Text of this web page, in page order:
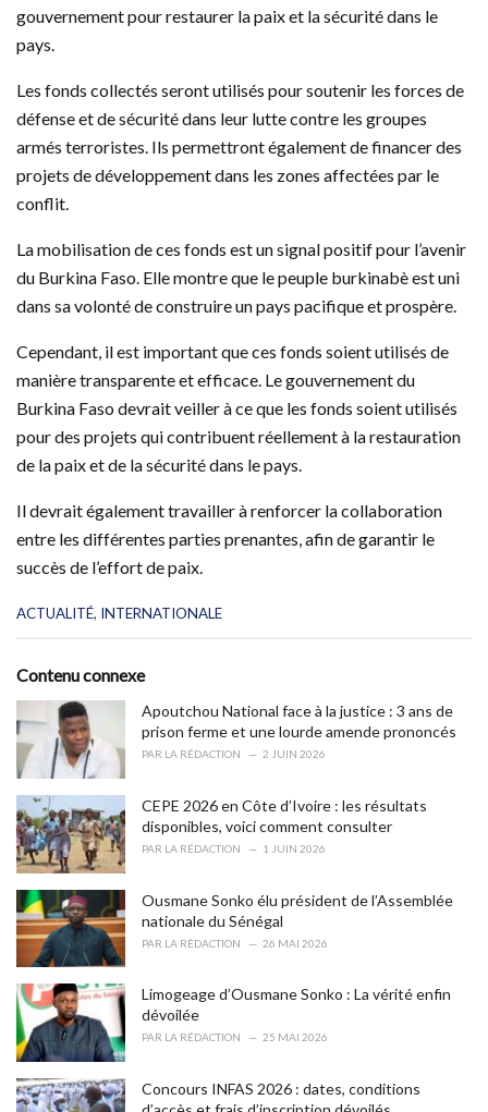
gouvernement pour restaurer la paix et la sécurité dans le
pays.
Les fonds collectés seront utilisés pour soutenir les forces de
défense et de sécurité dans leur lutte contre les groupes
armés terroristes. Ils permettront également de financer des
projets de développement dans les zones affectées par le
conflit.
La mobilisation de ces fonds est un signal positif pour l’avenir
du Burkina Faso. Elle montre que le peuple burkinabè est uni
dans sa volonté de construire un pays pacifique et prospère.
Cependant, il est important que ces fonds soient utilisés de
manière transparente et efficace. Le gouvernement du
Burkina Faso devrait veiller à ce que les fonds soient utilisés
pour des projets qui contribuent réellement à la restauration
de la paix et de la sécurité dans le pays.
Il devrait également travailler à renforcer la collaboration
entre les différentes parties prenantes, afin de garantir le
succès de l’effort de paix.
C
e
r
e
:
ACTUALITÉ, INTERNATIONALE
Contenu connexe
Apoutchou National face à la justice : 3 ans de
prison ferme et une lourde amende prononcés
PAR LA RÉDACTION 2 JUIN 2026
CEPE 2026 en Côte d’Ivoire : les résultats
disponibles, voici comment consulter
PAR LA RÉDACTION 1 JUIN 2026
Ousmane Sonko élu président de l’Assemblée
nationale du Sénégal
PAR LA RÉDACTION 26 MAI 2026
Limogeage d’Ousmane Sonko : La vérité enfin
dévoilée
PAR LA RÉDACTION 25 MAI 2026
Concours INFAS 2026 : dates, conditions